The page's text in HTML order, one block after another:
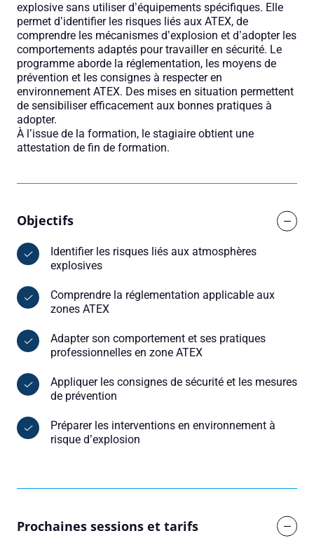
explosive sans utiliser d’équipements spécifiques. Elle
permet d’identifier les risques liés aux ATEX, de
comprendre les mécanismes d’explosion et d’adopter les
comportements adaptés pour travailler en sécurité. Le
programme aborde la réglementation, les moyens de
prévention et les consignes à respecter en
environnement ATEX. Des mises en situation permettent
de sensibiliser efficacement aux bonnes pratiques à
adopter.
À l’issue de la formation, le stagiaire obtient une
attestation de fin de formation.
Objectifs
Identifier les risques liés aux atmosphères
explosives
Comprendre la réglementation applicable aux
zones ATEX
Adapter son comportement et ses pratiques
professionnelles en zone ATEX
Appliquer les consignes de sécurité et les mesures
de prévention
Préparer les interventions en environnement à
risque d’explosion
Prochaines sessions et tarifs